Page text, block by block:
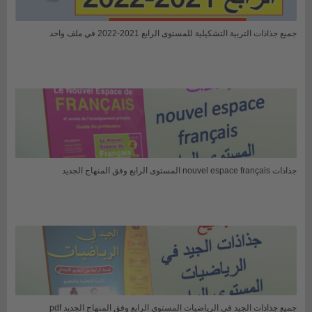
جميع جذاذات التربية التشكيلية للمستوى الرابع 2021-2022 في ملف واحد
جذاذات nouvel espace français المستوى الرابع وفق المنهاج الجديد
جميع جذاذات الجيد في الرياضيات المستوى الرابع وفق المنهاج الجديد pdf